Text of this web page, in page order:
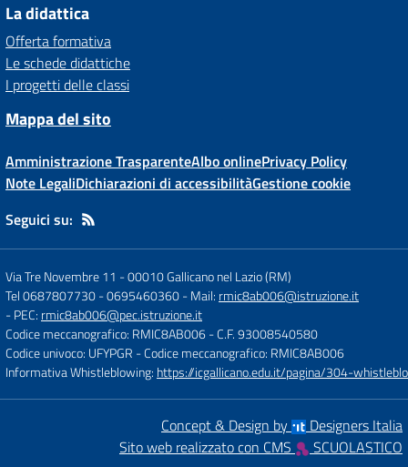
La didattica
Offerta formativa
Le schede didattiche
I progetti delle classi
Mappa del sito
Amministrazione TrasparenteAlbo onlinePrivacy Policy
Note LegaliDichiarazioni di accessibilitàGestione cookie
Seguici su:
Via Tre Novembre 11 -00010 Gallicano nel Lazio (RM)
Tel 0687807730 - 0695460360- Mail: rmic8ab006@istruzione.it
- PEC: rmic8ab006@pec.istruzione.it
Codice meccanografico: RMIC8AB006- C.F. 93008540580
Codice univoco: UFYPGR - Codice meccanografico: RMIC8AB006
Informativa Whistleblowing: https://icgallicano.edu.it/pagina/304-
Concept & Design by
Designers Italia
Sito web realizzato con CMS
SCUOLASTICO